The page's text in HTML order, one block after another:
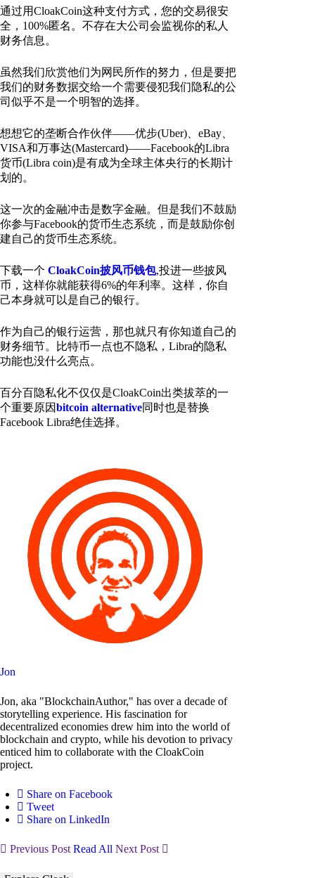
通过用CloakCoin这种支付方式，您的交易很安
全，100%匿名。不存在大公司会监视你的私人
财务信息。
虽然我们欣赏他们为网民所作的努力，但是要把
我们的财务数据交给一个需要侵犯我们隐私的公
司似乎不是一个明智的选择。
想想它的垄断合作伙伴——优步(Uber)、eBay、
VISA和万事达(Mastercard)——Facebook的Libra
货币(Libra coin)是有成为全球主体央行的长期计
划的。
这一次的金融冲击是数字金融。但是我们不鼓励
你参与Facebook的货币生态系统，而是鼓励你创
建自己的货币生态系统。
下载一个 CloakCoin披风币钱包,投进一些披风
币，这样你就能获得6%的年利率。这样，你自
己本身就可以是自己的银行。
作为自己的银行运营，那也就只有你知道自己的
财务细节。比特币一点也不隐私，Libra的隐私
功能也没什么亮点。
百分百隐私化不仅仅是CloakCoin出类拔萃的一
个重要原因bitcoin alternative同时也是替换
Facebook Libra绝佳选择。
Jon
Jon, aka "BlockchainAuthor," has over a decade of
storytelling experience. His fascination for
decentralized economies drew him into the world of
blockchain and crypto, while his devotion to privacy
enticed him to collaborate with the CloakCoin
project.
Share on Facebook
Tweet
Share on LinkedIn
Previous Post Read All Next Post